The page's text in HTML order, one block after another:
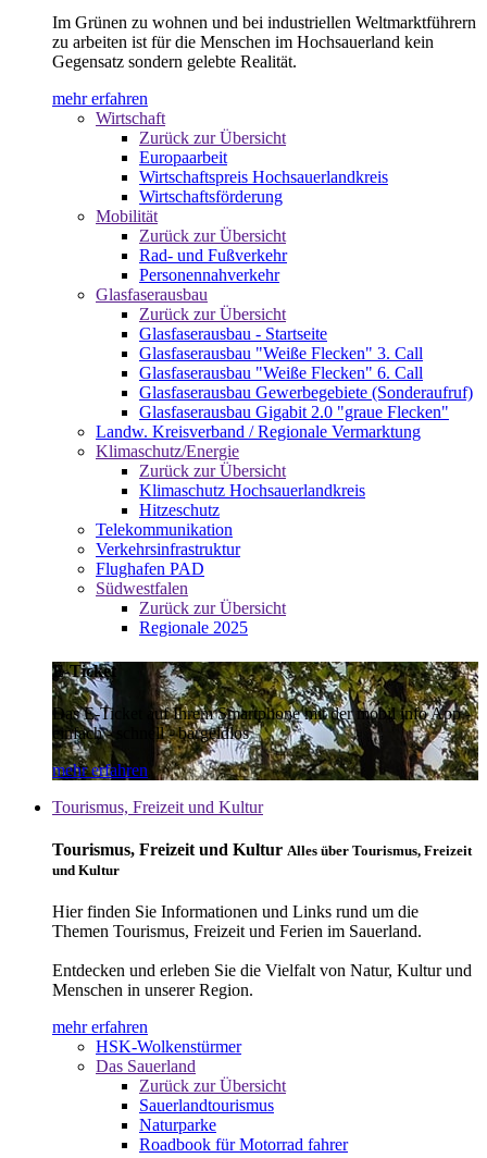
Im Grünen zu wohnen und bei industriellen Weltmarktführern
zu arbeiten ist für die Menschen im Hochsauerland kein
Gegensatz sondern gelebte Realität.
mehr erfahren
Wirtschaft
Zurück zur Übersicht
Europaarbeit
Wirtschaftspreis Hochsauerlandkreis
Wirtschaftsförderung
Mobilität
Zurück zur Übersicht
Rad- und Fußverkehr
Personennahverkehr
Glasfaserausbau
Zurück zur Übersicht
Glasfaserausbau - Startseite
Glasfaserausbau "Weiße Flecken" 3. Call
Glasfaserausbau "Weiße Flecken" 6. Call
Glasfaserausbau Gewerbegebiete (Sonderaufruf)
Glasfaserausbau Gigabit 2.0 "graue Flecken"
Landw. Kreisverband / Regionale Vermarktung
Klimaschutz/Energie
Zurück zur Übersicht
Klimaschutz Hochsauerlandkreis
Hitzeschutz
Telekommunikation
Verkehrsinfrastruktur
Flughafen PAD
Südwestfalen
Zurück zur Übersicht
Regionale 2025
E-Ticket
Das E-Ticket auf Ihrem Smartphone mit der mobil info App -
einfach - schnell - bargeldlos
mehr erfahren
Tourismus, Freizeit und Kultur
Tourismus, Freizeit und Kultur Alles über Tourismus, Freizeit
und Kultur
Hier finden Sie Informationen und Links rund um die
Themen Tourismus, Freizeit und Ferien im Sauerland.
Entdecken und erleben Sie die Vielfalt von Natur, Kultur und
Menschen in unserer Region.
mehr erfahren
HSK-Wolkenstürmer
Das Sauerland
Zurück zur Übersicht
Sauerlandtourismus
Naturparke
Roadbook für Motorrad fahrer